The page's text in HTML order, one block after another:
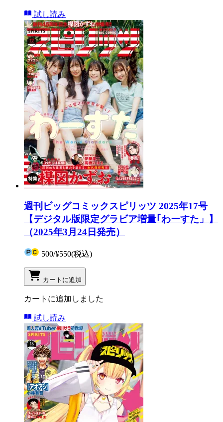
試し読み
週刊ビッグコミックスピリッツ 2025年17号
【デジタル版限定グラビア増量｢わーすた」】
（2025年3月24日発売）
500/¥550(税込)
カートに追加
カートに追加しました
試し読み